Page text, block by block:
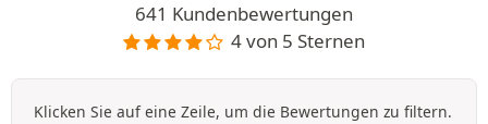
641 Kundenbewertungen
4 von 5 Sternen
Klicken Sie auf eine Zeile, um die Bewertungen zu filtern.